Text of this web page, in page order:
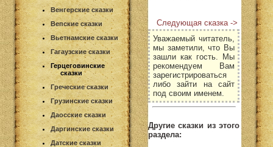
Венгерские сказки
Вепские сказки
Вьетнамские сказки
Гагаузские сказки
Герцеговинские
сказки
Греческие сказки
Грузинские сказки
Даосские сказки
Даргинские сказки
Датские сказки
Следующая сказка ->
Уважаемый читатель,
мы заметили, что Вы
зашли как гость. Мы
рекомендуем Вам
зарегистрироваться
либо зайти на сайт
под своим именем.
Другие сказки из этого
раздела: